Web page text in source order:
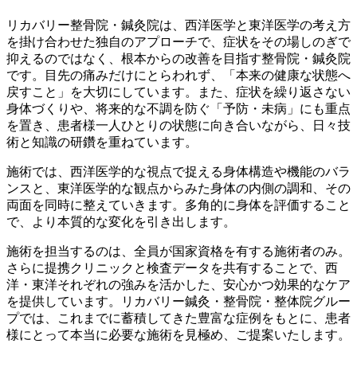
リカバリー整骨院・鍼灸院は、西洋医学と東洋医学の考え方
を掛け合わせた独自のアプローチで、症状をその場しのぎで
抑えるのではなく、根本からの改善を目指す整骨院・鍼灸院
です。目先の痛みだけにとらわれず、「本来の健康な状態へ
戻すこと」を大切にしています。また、症状を繰り返さない
身体づくりや、将来的な不調を防ぐ「予防・未病」にも重点
を置き、患者様一人ひとりの状態に向き合いながら、日々技
術と知識の研鑽を重ねています。
施術では、西洋医学的な視点で捉える身体構造や機能のバラ
ンスと、東洋医学的な観点からみた身体の内側の調和、その
両面を同時に整えていきます。多角的に身体を評価すること
で、より本質的な変化を引き出します。
施術を担当するのは、全員が国家資格を有する施術者のみ。
さらに提携クリニックと検査データを共有することで、西
洋・東洋それぞれの強みを活かした、安心かつ効果的なケア
を提供しています。リカバリー鍼灸・整骨院・整体院グルー
プでは、これまでに蓄積してきた豊富な症例をもとに、患者
様にとって本当に必要な施術を見極め、ご提案いたします。